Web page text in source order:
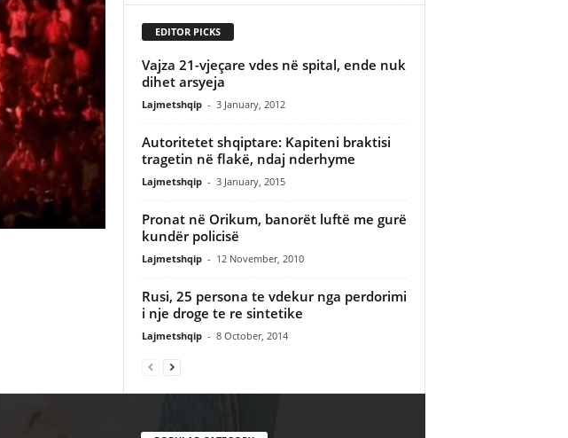
EDITOR PICKS
Vajza 21-vjeçare vdes në spital, ende nuk
dihet arsyeja
Lajmetshqip - 3 January, 2012
Autoritetet shqiptare: Kapiteni braktisi
tragetin në flakë, ndaj nderhyme
Lajmetshqip - 3 January, 2015
Pronat në Orikum, banorët luftë me gurë
kundër policisë
Lajmetshqip - 12 November, 2010
Rusi, 25 persona te vdekur nga perdorimi
i nje droge te re sintetike
Lajmetshqip - 8 October, 2014